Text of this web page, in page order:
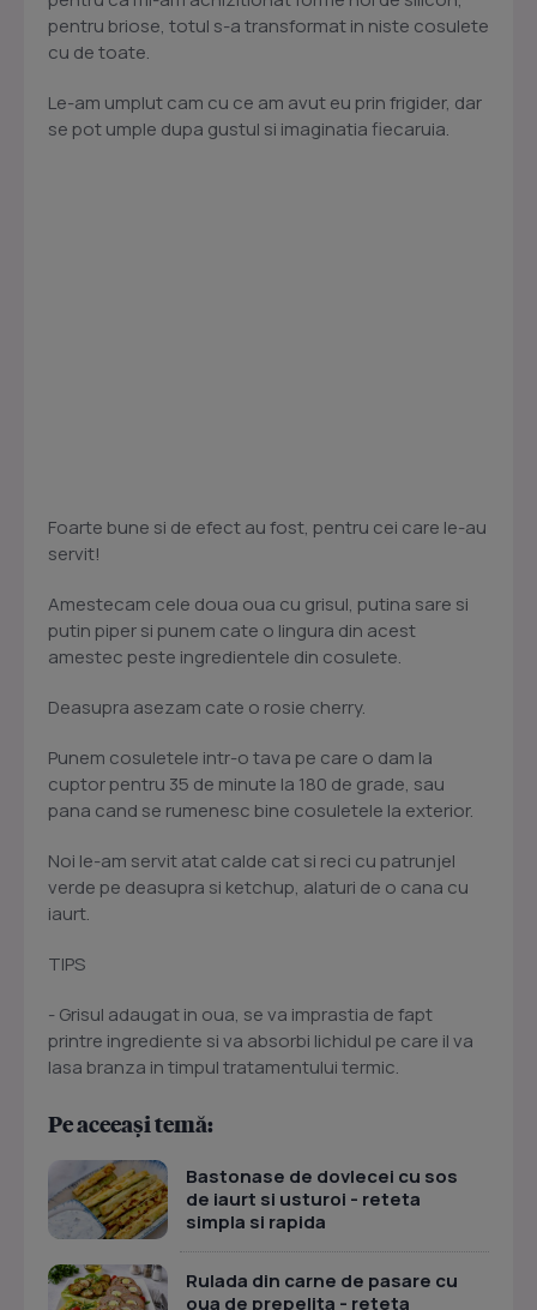
pentru briose, totul s-a transformat in niste cosulete
cu de toate.
Le-am umplut cam cu ce am avut eu prin frigider, dar
se pot umple dupa gustul si imaginatia fiecaruia.
Foarte bune si de efect au fost, pentru cei care le-au
servit!
Amestecam cele doua oua cu grisul, putina sare si
putin piper si punem cate o lingura din acest
amestec peste ingredientele din cosulete.
Deasupra asezam cate o rosie cherry.
Punem cosuletele intr-o tava pe care o dam la
cuptor pentru 35 de minute la 180 de grade, sau
pana cand se rumenesc bine cosuletele la exterior.
Noi le-am servit atat calde cat si reci cu patrunjel
verde pe deasupra si ketchup, alaturi de o cana cu
iaurt.
TIPS
- Grisul adaugat in oua, se va imprastia de fapt
printre ingrediente si va absorbi lichidul pe care il va
lasa branza in timpul tratamentului termic.
Pe aceeași temă:
Bastonase de dovlecei cu sos
de iaurt si usturoi - reteta
simpla si rapida
Rulada din carne de pasare cu
oua de prepelita - reteta